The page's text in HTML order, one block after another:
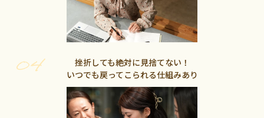
挫折しても絶対に見捨てない！
いつでも戻ってこられる仕組みあり